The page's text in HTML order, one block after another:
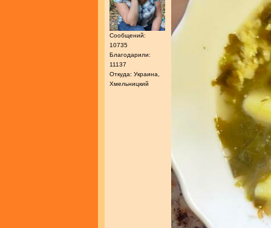
Сообщений:
10735
Благодарили:
11137
Откуда: Украина,
Хмельницкий